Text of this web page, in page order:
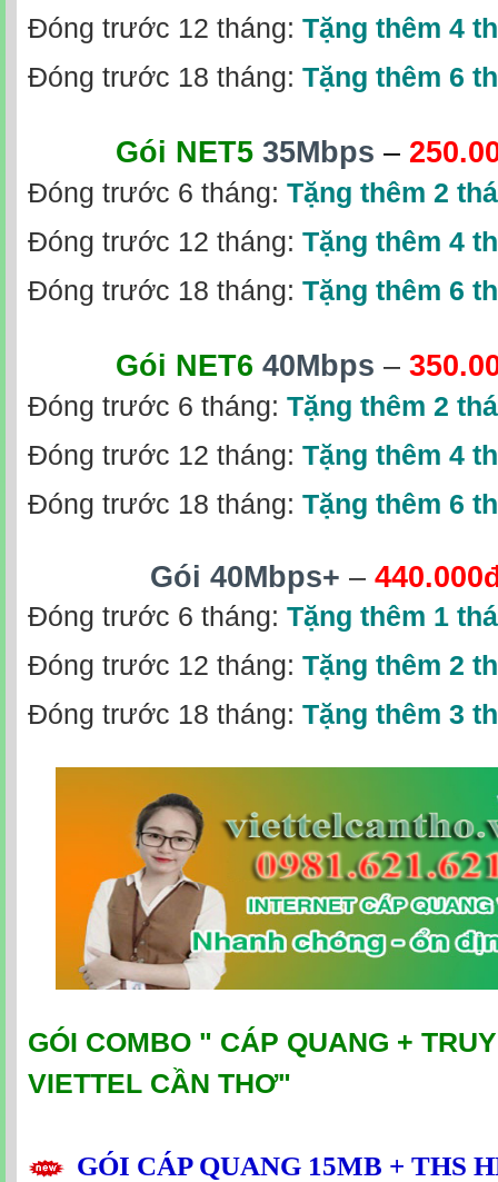
Đóng trước 12 tháng: Tặng thêm 4
Đóng trước 18 tháng: Tặng thêm 6
Gói NET5 35Mbps –
Đóng trước 6 tháng: Tặng thêm 2
Đóng trước 12 tháng: Tặng thêm 4
Đóng trước 18 tháng: Tặng thêm 6
Gói NET6 40Mbps –
Đóng trước 6 tháng: Tặng thêm 2
Đóng trước 12 tháng: Tặng thêm 4
Đóng trước 18 tháng: Tặng thêm 6
Gói 40Mbps+ –
Đóng trước 6 tháng: Tặng thêm 1
Đóng trước 12 tháng: Tặng thêm 2
Đóng trước 18 tháng: Tặng thêm 3
GÓI COMBO " CÁP QUANG +
VIETTEL CẦN THƠ"
GÓI CÁP QUANG 15MB + THS